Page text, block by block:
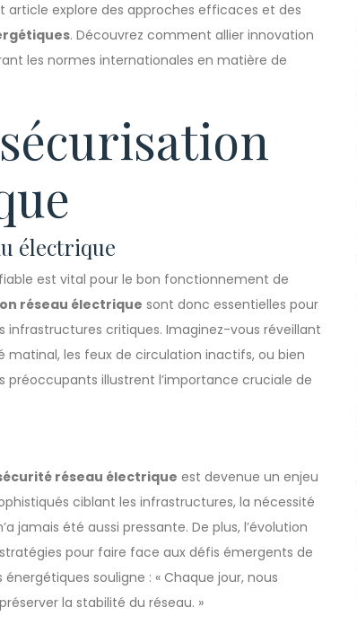
article explore des approches efficaces et des
. Découvrez comment allier innovation
les normes internationales en matière de
électrique
est vital pour le bon fonctionnement de
réseau électrique sont donc essentielles pour
critiques. Imaginez-vous réveillant
les feux de circulation inactifs, ou bien
préoccupants illustrent l’importance cruciale de
réseau électrique est devenue un enjeu
ciblant les infrastructures, la nécessité
jamais été aussi pressante. De plus, l’évolution
pour faire face aux défis émergents de
souligne : « Chaque jour, nous
la stabilité du réseau. »